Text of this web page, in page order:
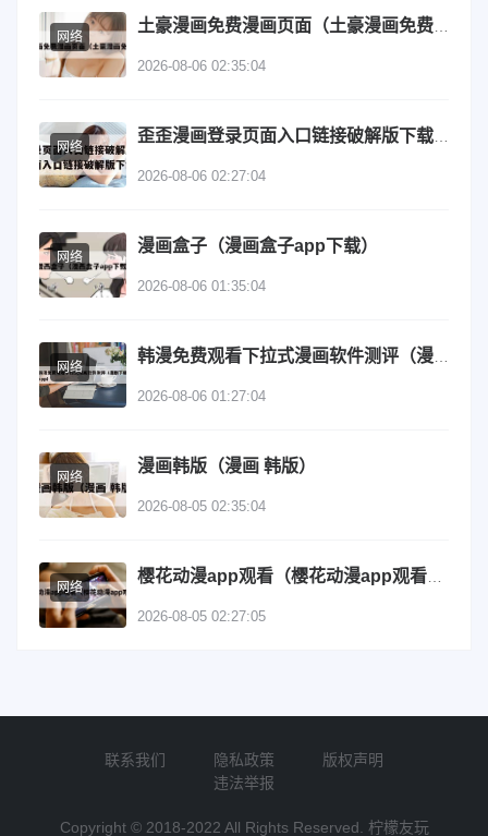
网络
2026-08-06 02:35:04
网络
2026-08-06 02:27:04
网络
漫画盒子（漫画盒子app下载）
2026-08-06 01:35:04
网络
2026-08-06 01:27:04
网络
漫画韩版（漫画 韩版）
2026-08-05 02:35:04
网络
2026-08-05 02:27:05
联系我们 隐私政策
版权声明
违法举报
Copyright © 2018-2022 All Rights Reserved. 柠檬友玩